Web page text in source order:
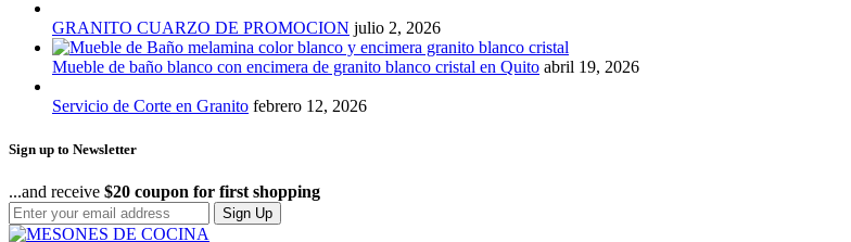
GRANITO CUARZO DE PROMOCION julio 2, 2026
Mueble de baño blanco con encimera de granito blanco cristal en Quito abril 19, 2026
Servicio de Corte en Granito febrero 12, 2026
Sign up to Newsletter
...and receive $20 coupon for first shopping
Sign Up